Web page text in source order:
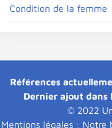
Condition de la femme
Références
Dernier ajout dans
© 2022
Mentions légales : Notre